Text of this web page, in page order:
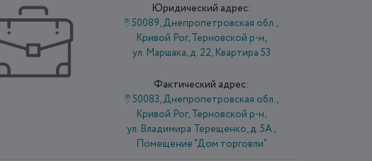
Юридический адрес:
50089, Днепропетровская обл.,
Кривой Рог, Терновской р-н,
ул. Маршака, д. 22, Квартира 53
Фактический адрес:
50083, Днепропетровская обл.,
Кривой Рог, Терновской р-н,
ул. Владимира Терещенко, д. 5А ,
Помещение "Дом торговли"